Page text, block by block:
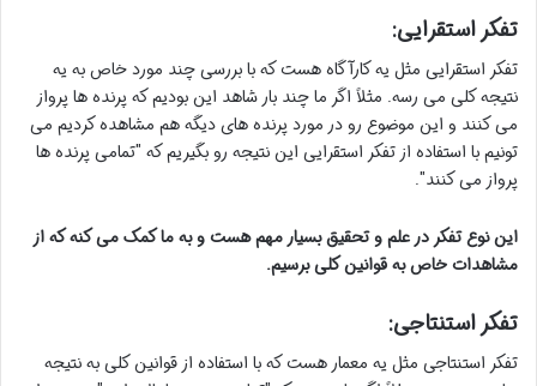
تفکر استقرایی:
تفکر استقرایی مثل یه کارآگاه هست که با بررسی چند مورد خاص به یه
نتیجه کلی می رسه. مثلاً اگر ما چند بار شاهد این بودیم که پرنده ها پرواز
می کنند و این موضوع رو در مورد پرنده های دیگه هم مشاهده کردیم می
تونیم با استفاده از تفکر استقرایی این نتیجه رو بگیریم که "تمامی پرنده ها
پرواز می کنند".
این نوع تفکر در علم و تحقیق بسیار مهم هست و به ما کمک می کنه که از
مشاهدات خاص به قوانین کلی برسیم.
تفکر استنتاجی:
تفکر استنتاجی مثل یه معمار هست که با استفاده از قوانین کلی به نتیجه